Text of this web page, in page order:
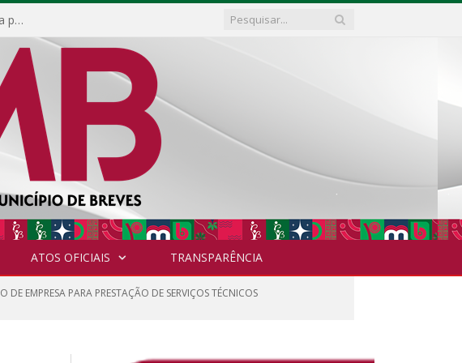
DISPENSA DE LICITAÇÃO Nº 003/2026 ( Contratação de empresa para fornecimento de gêneros alimentícios não perecíveis, materiais de expediente, descartáveis, copa e cozinha, para análise e posterior publicação.)
ATOS OFICIAIS TRANSPARÊNCIA
EMPRESA PARA PRESTAÇÃO DE SERVIÇOS TÉCNICOS